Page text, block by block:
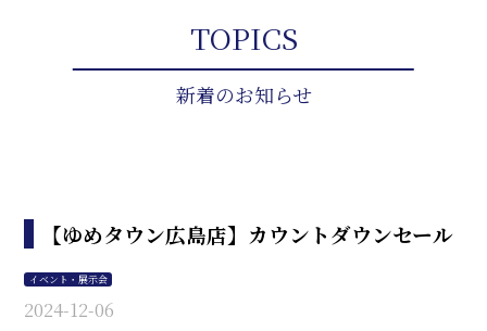
TOPICS
新着のお知らせ
【ゆめタウン広島店】カウントダウンセール
イベント・展示会
2024-12-06